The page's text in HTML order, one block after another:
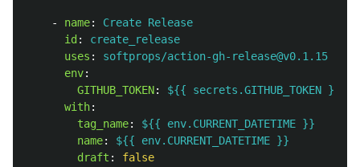
- name:
Create Release
id :
create_release
uses :
softprops/action-gh-release@v0.1.15
env:
GITHUB_TOKEN:
${{ secrets.GITHUB_TOKEN }}
with:
tag_name:
${{ env.CURRENT_DATETIME }}
name:
${{ env.CURRENT_DATETIME }}
draft :
false